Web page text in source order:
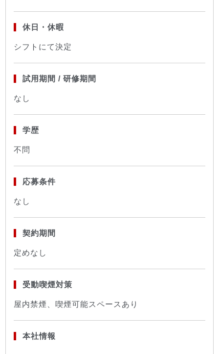
休日・休暇
シフトにて決定
試用期間 / 研修期間
なし
学歴
不問
応募条件
なし
契約期間
定めなし
受動喫煙対策
屋内禁煙、喫煙可能スペースあり
本社情報